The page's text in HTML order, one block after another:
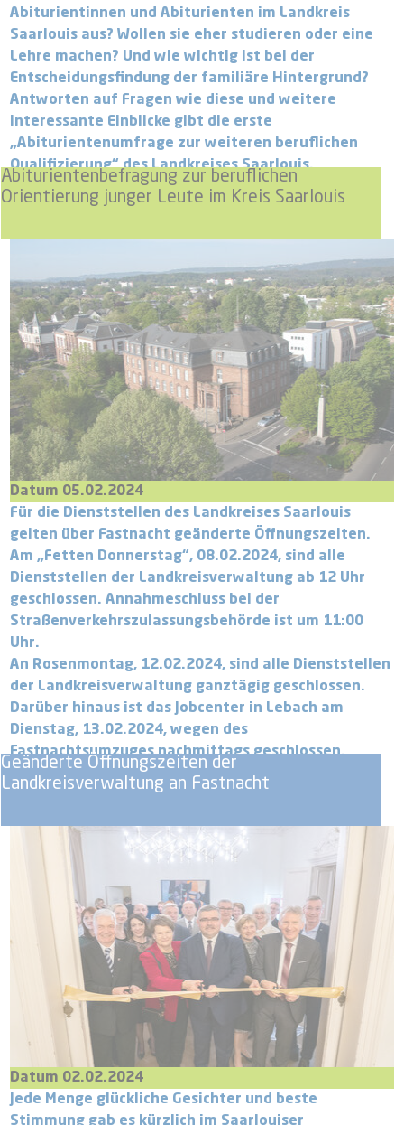
Abiturientenbefragung zur beruflichen
Orientierung junger Leute im Kreis Saarlouis
Abiturientinnen und Abiturienten im Landkreis
Saarlouis aus? Wollen sie eher studieren oder eine
Lehre machen? Und wie wichtig ist bei der
Entscheidungsfindung der familiäre Hintergrund?
Antworten auf Fragen wie diese und weitere
interessante Einblicke gibt die erste
„Abiturientenumfrage zur weiteren beruflichen
Qualifizierung“ des Landkreises Saarlouis.
Geänderte Öffnungszeiten der
Landkreisverwaltung an Fastnacht
Datum 05.02.2024
Für die Dienststellen des Landkreises Saarlouis
gelten über Fastnacht geänderte Öffnungszeiten.
Am „Fetten Donnerstag“, 08.02.2024, sind alle
Dienststellen der Landkreisverwaltung ab 12 Uhr
geschlossen. Annahmeschluss bei der
Straßenverkehrszulassungsbehörde ist um 11:00
Uhr.
An Rosenmontag, 12.02.2024, sind alle Dienststellen
der Landkreisverwaltung ganztägig geschlossen.
Darüber hinaus ist das Jobcenter in Lebach am
Dienstag, 13.02.2024, wegen des
Fastnachtsumzuges nachmittags geschlossen.
Datum 02.02.2024
Jede Menge glückliche Gesichter und beste
Stimmung gab es kürzlich im Saarlouiser